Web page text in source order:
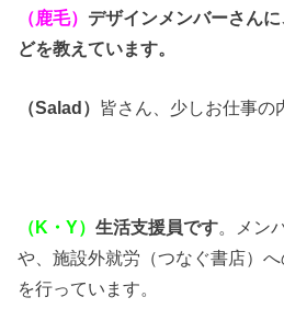
（鹿毛） デザインメンバーさん
どを教えています。
（Salad） 皆さん、少しお仕事の
（K・Y）生活支援員です。メン
や、施設外就労（つなぐ書店）
を行っています。